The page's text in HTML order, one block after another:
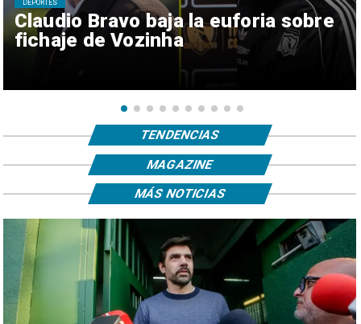
Claudio Bravo baja la euforia sobre
fichaje de Vozinha
DEPORTES
TENDENCIAS
MAGAZINE
MÁS NOTICIAS